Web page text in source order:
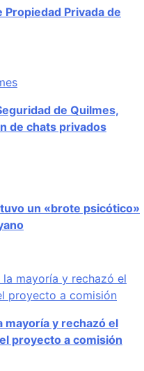
Privada de
de Quilmes,
de chats privados
un «brote psicótico»
mayoría y rechazó el
proyecto a comisión